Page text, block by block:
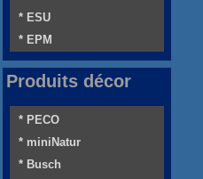
* ESU
* EPM
Produits décor
* PECO
* miniNatur
* Busch